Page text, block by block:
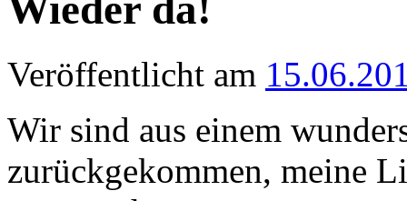
Wieder da!
Veröffentlicht am
Wir sind aus einem
zurückgekommen, meine